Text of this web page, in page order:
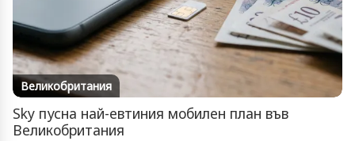
Великобритания
Sky пусна най-евтиния мобилен план във
Великобритания